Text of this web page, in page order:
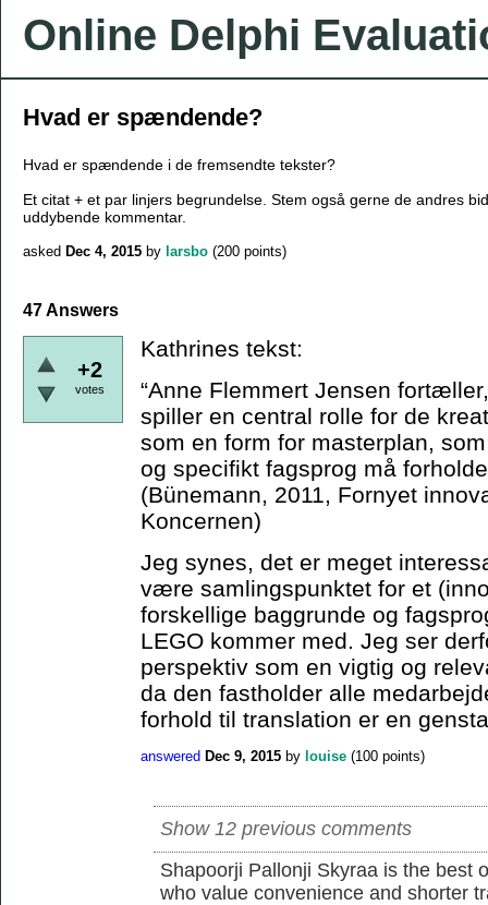
Online Delphi
Hvad er spændende?
Hvad er spændende i de fremsendte tekster?
Et citat + et par linjers begrundelse. Stem også gerne de andres
uddybende kommentar.
asked Dec 4, 2015 by larsbo (200 points)
47 Answers
+2
votes
Kathrines tekst:
“Anne Flemmert Jensen
spiller en central rolle for de
som en form for masterplan,
og specifikt fagsprog må
(Bünemann, 2011, Fornyet
Koncernen)
Jeg synes, det er meget
være samlingspunktet for et
forskellige baggrunde og
LEGO kommer med. Jeg ser
perspektiv som en vigtig og
da den fastholder alle
forhold til translation er en
answered Dec 9, 2015 by louise (100 points)
Show 12 previous comments
Shapoorji Pallonji Skyraa is the best
who value convenience and shorter